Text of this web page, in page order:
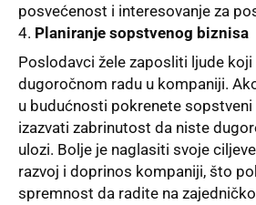
posvećenost i interesovanje za
Planiranje sopstvenog biznisa
Poslodavci žele zaposliti ljude koji
dugoročnom radu u kompaniji.
u budućnosti pokrenete
izazvati zabrinutost da niste
ulozi. Bolje je naglasiti svoje
razvoj i doprinos kompaniji, što
spremnost da radite na